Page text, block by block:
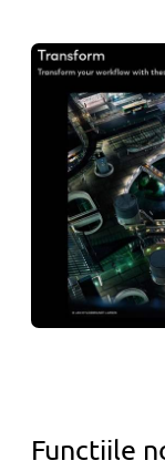
Functiile